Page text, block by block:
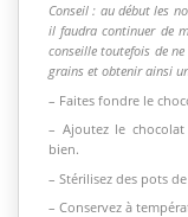
Conseil : au début les
il faudra continuer de
conseille toutefois de
grains et obtenir ainsi
– Faites fondre le
– Ajoutez le
bien.
– Stérilisez des pots
– Conservez à